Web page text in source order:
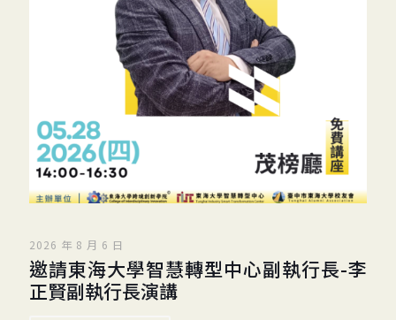
2026 年 8 月 6 日
邀請東海大學智慧轉型中心副執行長-李
正賢副執行長演講